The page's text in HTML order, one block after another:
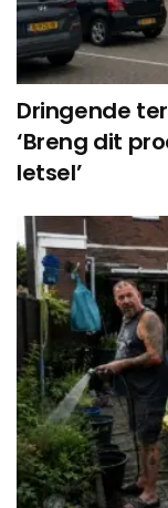
Dringende
‘Breng dit
letsel’